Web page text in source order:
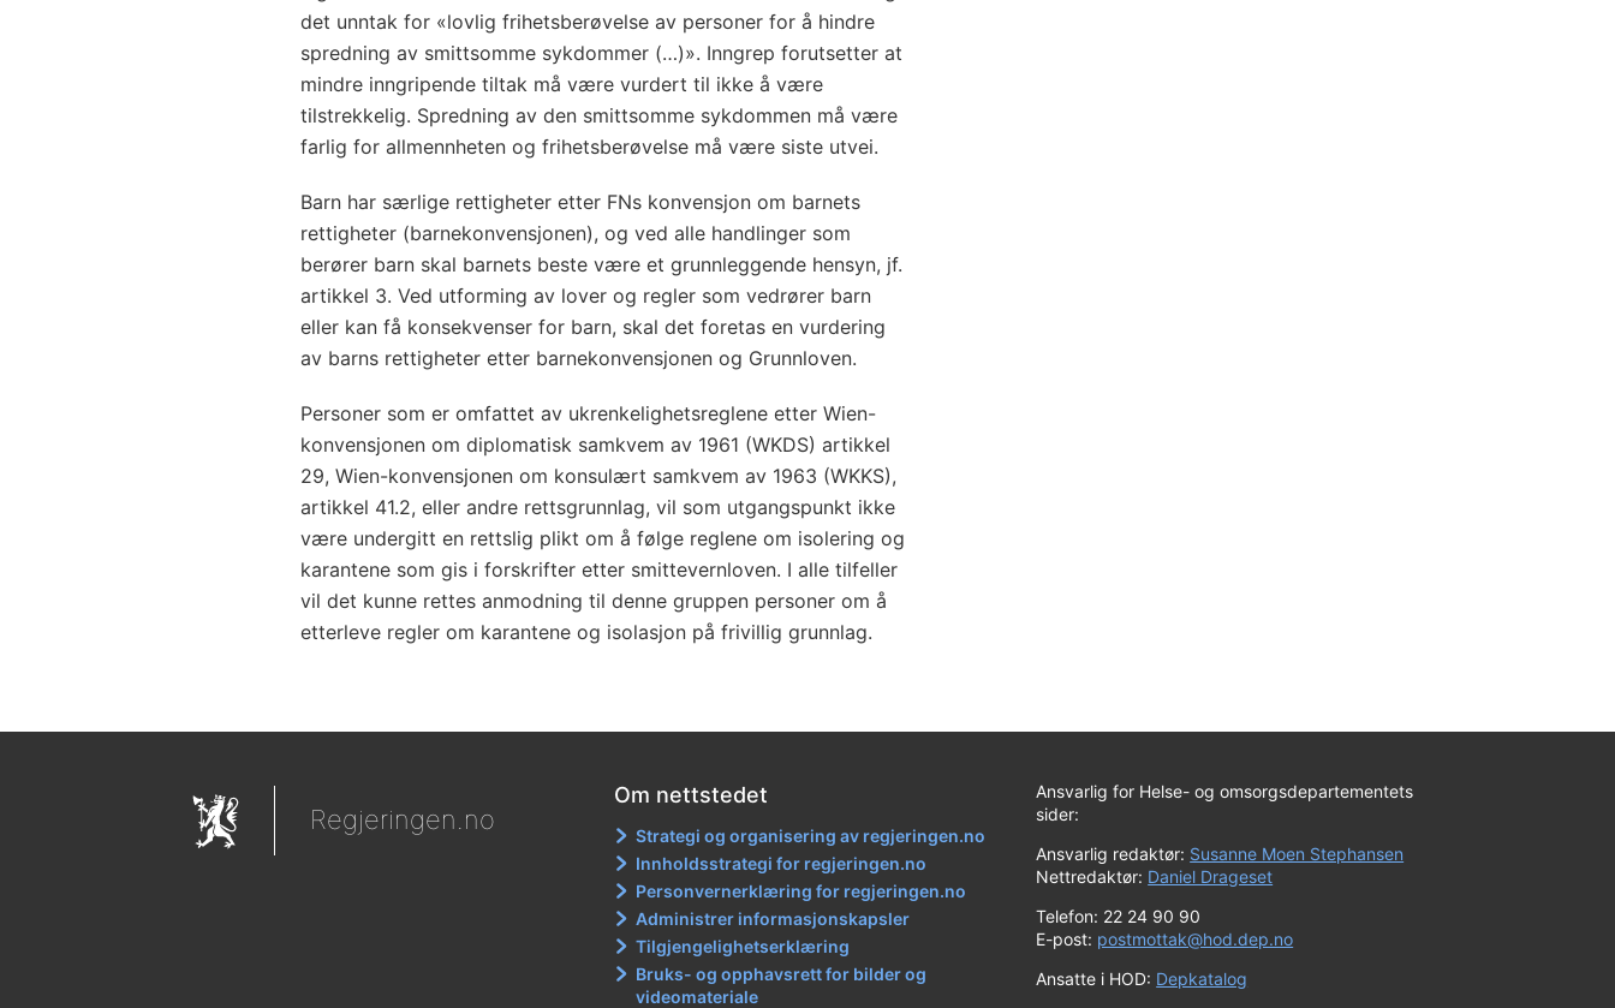
det unntak for «lovlig frihetsberøvelse av personer for å hindre
spredning av smittsomme sykdommer (…)». Inngrep forutsetter at
mindre inngripende tiltak må være vurdert til ikke å være
tilstrekkelig. Spredning av den smittsomme sykdommen må være
farlig for allmennheten og frihetsberøvelse må være siste utvei.
Barn har særlige rettigheter etter FNs konvensjon om barnets
rettigheter (barnekonvensjonen), og ved alle handlinger som
berører barn skal barnets beste være et grunnleggende hensyn, jf.
artikkel 3. Ved utforming av lover og regler som vedrører barn
eller kan få konsekvenser for barn, skal det foretas en vurdering
av barns rettigheter etter barnekonvensjonen og Grunnloven.
Personer som er omfattet av ukrenkelighetsreglene etter Wien-
konvensjonen om diplomatisk samkvem av 1961 (WKDS) artikkel
29, Wien-konvensjonen om konsulært samkvem av 1963 (WKKS),
artikkel 41.2, eller andre rettsgrunnlag, vil som utgangspunkt ikke
være undergitt en rettslig plikt om å følge reglene om isolering og
karantene som gis i forskrifter etter smittevernloven. I alle tilfeller
vil det kunne rettes anmodning til denne gruppen personer om å
etterleve regler om karantene og isolasjon på frivillig grunnlag.
Regjeringen.no
Om nettstedet
Strategi og organisering av regjeringen.no
Innholdsstrategi for regjeringen.no
Personvernerklæring for regjeringen.no
Administrer informasjonskapsler
Tilgjengelighetserklæring
Bruks- og opphavsrett for bilder og
videomateriale
Ansvarlig for Helse- og omsorgsdepartementets
sider:
Ansvarlig redaktør: Susanne Moen Stephansen
Nettredaktør: Daniel Drageset
Telefon: 22 24 90 90
E-post: postmottak@hod.dep.no
Ansatte i HOD: Depkatalog